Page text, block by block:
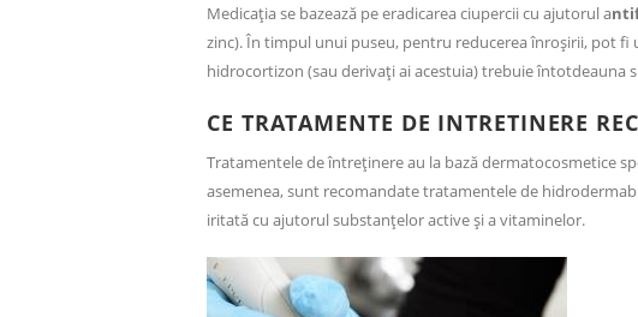
Medicația se bazează pe eradicarea ciupercii cu ajutorul a
zinc). În timpul unui puseu, pentru reducerea înroșirii, pot fi
hidrocortizon (sau derivați ai acestuia) trebuie întotdeauna
CE TRATAMENTE DE INTRETINERE
Tratamentele de întreținere au la bază dermatocosmetice
asemenea, sunt recomandate tratamentele de
iritată cu ajutorul substanțelor active și a vitaminelor.